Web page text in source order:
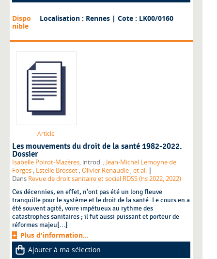
Dispo
nible
Localisation : Rennes | Cote : LK00/0160
Article
Les mouvements du droit de la santé 1982-2022.
Dossier
Isabelle Poirot-Mazères , introd. ; Jean-Michel Lemoyne de
Forges ; Estelle Brosset ;Olivier Renaudie ;et al. |
Dans Revue de droit sanitaire et social RDSS (hs 2022, 2022)
Ces décennies, en effet, n'ont pas été un long fleuve
tranquille pour le système et le droit de la santé. Le cours en a
été souvent agité, voire impétueux au rythme des
catastrophes sanitaires ; il fut aussi puissant et porteur de
réformes majeu[...]
Plus d'information...
Ajouter à ma sélection